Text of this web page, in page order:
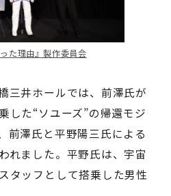
た理由』製作委員会
三井ホールでは、前澤氏が
した“ソユーズ”の帰還モジ
前澤氏と平野陽三氏による
れました。平野氏は、宇宙
タッフとして搭乗した男性